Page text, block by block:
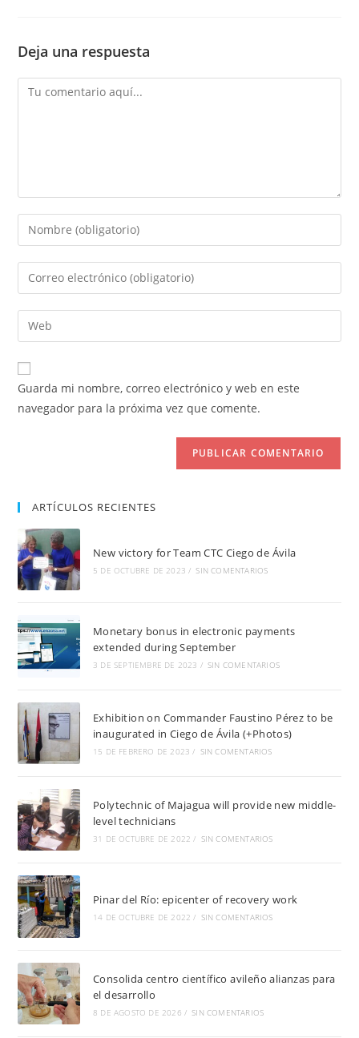
Deja una respuesta
Comentario
Introduce
tu
nombre
de
usuario
para
comentar
Introduce
tu
dirección
de
electrónico
para
comentar
Introduce
la
URL
de
Guarda mi nombre, correo electrónico y web en este
navegador para la próxima vez que comente.
ARTÍCULOS RECIENTES
New victory for Team CTC Ciego de Ávila
5 DE OCTUBRE DE 2023 / SIN COMENTARIOS
Monetary bonus in electronic payments
extended during September
3 DE SEPTIEMBRE DE 2023 / SIN COMENTARIOS
Exhibition on Commander Faustino Pérez to be
inaugurated in Ciego de Ávila (+Photos)
15 DE FEBRERO DE 2023 / SIN COMENTARIOS
Polytechnic of Majagua will provide new middle-
level technicians
31 DE OCTUBRE DE 2022 / SIN COMENTARIOS
Pinar del Río: epicenter of recovery work
14 DE OCTUBRE DE 2022 / SIN COMENTARIOS
Consolida centro científico avileño alianzas para
el desarrollo
8 DE AGOSTO DE 2026 / SIN COMENTARIOS